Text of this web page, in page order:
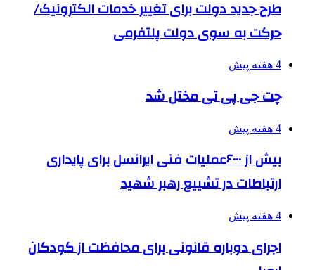
طرح جدید دولت برای تغییر خدمات الکترونیک/
حرکت به سوی دولت پلتفرمی
4 هفته پیش
چت جی پی تی مختل شد
4 هفته پیش
بیش از ۶۰۰۰عملیات فنی ایرانسل برای پایداری
ارتباطات در تشییع رهبر شهید
4 هفته پیش
اجرای دوباره قانونی برای محافظت از کودکان